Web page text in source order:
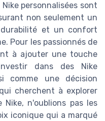
personnalisées sont
non seulement un
et un confort
Pour les passionnés de
à ajouter une touche
dans des Nike
comme une décision
cherchent à explorer
n'oublions pas les
iconique qui a marqué